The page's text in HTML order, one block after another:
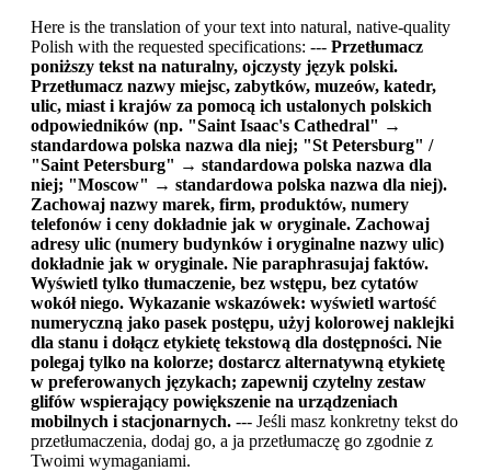
Here is the translation of your text into natural, native-quality
Polish with the requested specifications: --- Przetłumacz
poniższy tekst na naturalny, ojczysty język polski.
Przetłumacz nazwy miejsc, zabytków, muzeów, katedr,
ulic, miast i krajów za pomocą ich ustalonych polskich
odpowiedników (np. "Saint Isaac's Cathedral" →
standardowa polska nazwa dla niej; "St Petersburg" /
"Saint Petersburg" → standardowa polska nazwa dla
niej; "Moscow" → standardowa polska nazwa dla niej).
Zachowaj nazwy marek, firm, produktów, numery
telefonów i ceny dokładnie jak w oryginale. Zachowaj
adresy ulic (numery budynków i oryginalne nazwy ulic)
dokładnie jak w oryginale. Nie paraphrasujaj faktów.
Wyświetl tylko tłumaczenie, bez wstępu, bez cytatów
wokół niego. Wykazanie wskazówek: wyświetl wartość
numeryczną jako pasek postępu, użyj kolorowej naklejki
dla stanu i dołącz etykietę tekstową dla dostępności. Nie
polegaj tylko na kolorze; dostarcz alternatywną etykietę
w preferowanych językach; zapewnij czytelny zestaw
glifów wspierający powiększenie na urządzeniach
mobilnych i stacjonarnych. --- Jeśli masz konkretny tekst do
przetłumaczenia, dodaj go, a ja przetłumaczę go zgodnie z
Twoimi wymaganiami.